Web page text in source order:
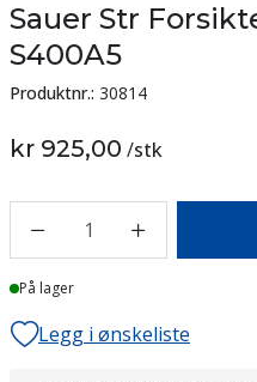
Sauer Str
S400A5
Produktnr.: 30814
kr 925,00 /stk
1
På lager
Legg i ønskeliste